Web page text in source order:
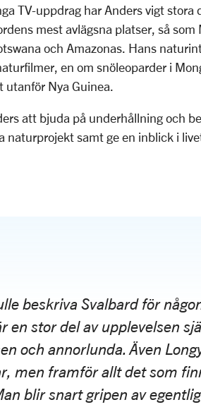
TV-uppdrag har Anders vigt stora
mest avlägsna platser, så som
och Amazonas. Hans
en om snöleoparder i
utanför Nya Guinea.
att bjuda på underhållning och
naturprojekt samt ge en inblick i
beskriva Svalbard för
en stor del av upplevelsen
och annorlunda. Även
men framför allt det som
blir snart gripen av